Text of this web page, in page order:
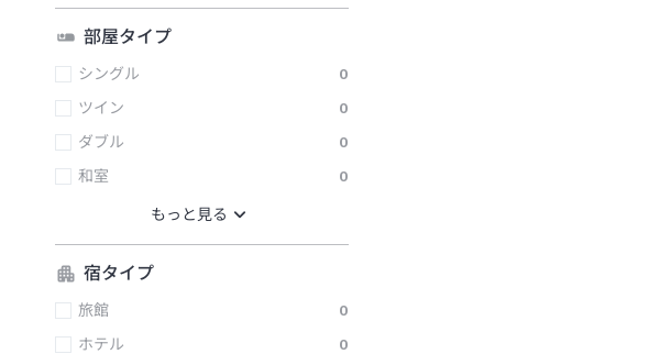
部屋タイプ
シングル
0
ツイン
0
ダブル
0
和室
0
宿タイプ
旅館
0
ホテル
0